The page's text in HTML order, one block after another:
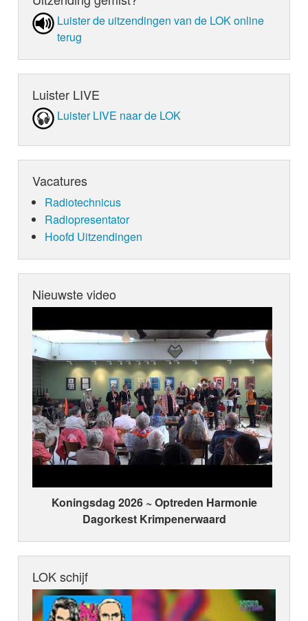
Luister de uit­zen­din­gen van de LOK online
terug
Luister LIVE
Luister LIVE naar de LOK
Vacatures
Radiotechnicus
Radiopresentator
Hoofd Uitzendingen
Nieuwste video
Koningsdag 2026 ~ Optreden Harmonie
Dagorkest Krimpenerwaard
LOK schijf